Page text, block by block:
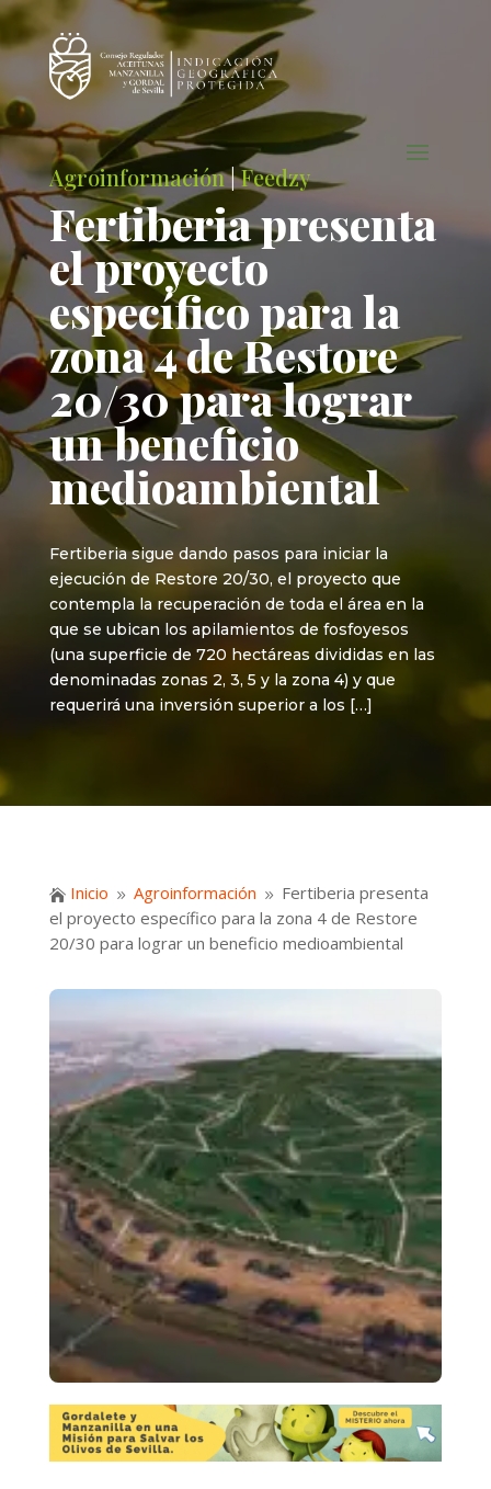
Agroinformación|Feedzy
Fertiberia presenta
el proyecto
específico para la
zona 4 de Restore
20/30 para lograr
un beneficio
medioambiental
Fertiberia sigue dando pasos para iniciar la
ejecución de Restore 20/30, el proyecto que
contempla la recuperación de toda el área en la
que se ubican los apilamientos de fosfoyesos
(una superficie de 720 hectáreas divididas en las
denominadas zonas 2, 3, 5 y la zona 4) y que
requerirá una inversión superior a los […]
 Inicio 9 Agroinformación 9 Fertiberia presenta
el proyecto específico para la zona 4 de Restore
20/30 para lograr un beneficio medioambiental